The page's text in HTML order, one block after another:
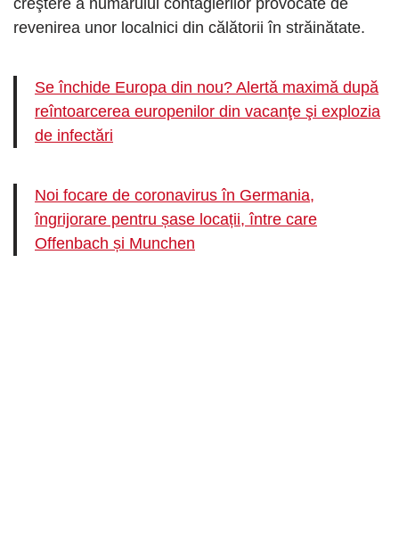
revenirea unor localnici din călătorii în străinătate.
Se închide Europa din nou? Alertă maximă după
reîntoarcerea europenilor din vacanţe şi explozia
de infectări
Noi focare de coronavirus în Germania,
îngrijorare pentru șase locații, între care
Offenbach și Munchen